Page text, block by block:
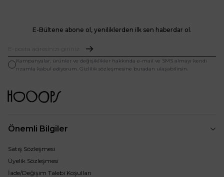
E-Bültene abone ol, yeniliklerden ilk sen haberdar ol.
Kampanyalar, ürünler ve değişiklikler hakkında e-mail ve SMS almayı kendi
rızamla kabul ediyorum. Gizlilik sözleşmesine buradan ulaşabilirsin.
Önemli Bilgiler
Satış Sözleşmesi
Üyelik Sözleşmesi
İade/Değişim Talebi Koşulları